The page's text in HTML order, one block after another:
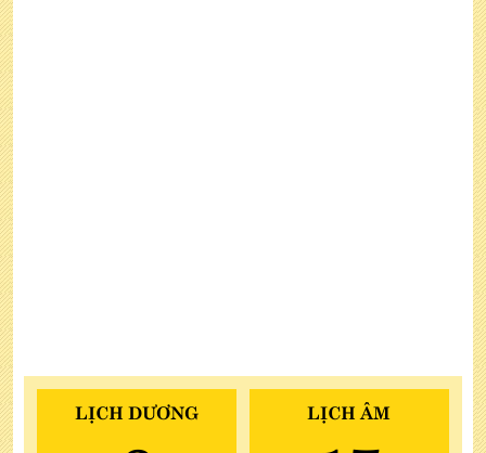
LỊCH DƯƠNG LỊCH ÂM